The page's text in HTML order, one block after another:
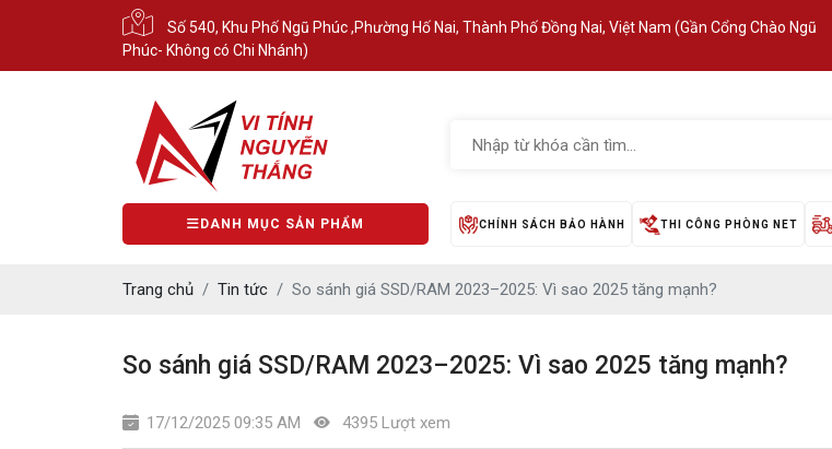
Số 540, Khu Phố Ngũ Phúc ,Phường Hố Nai, Thành Phố Đồng Nai, Việt Nam (Gần Cổng Chào Ngũ
Phúc- Không có Chi Nhánh)
DANH MỤC SẢN PHẨM CHÍNH SÁCH BẢO HÀNH THI CÔNG PHÒNG NET
Trang chủ Tin tức So sánh giá SSD/RAM 2023–2025: Vì sao 2025 tăng mạnh?
So sánh giá SSD/RAM 2023–2025: Vì sao 2025 tăng mạnh?
17/12/2025 09:35 AM 4395 Lượt xem